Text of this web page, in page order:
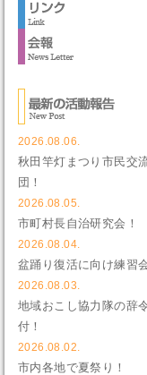
2026.08.06.
秋田竿灯まつり市民交
団！
2026.08.05.
市町村長自治研究会！
2026.08.04.
盆踊り復活に向け練習会
2026.08.03.
地域おこし協力隊の辞
付！
2026.08.02.
市内各地で夏祭り！